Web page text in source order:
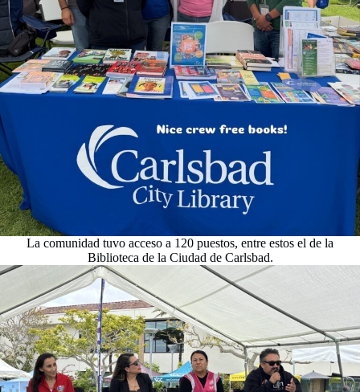
La comunidad tuvo acceso a 120 puestos, entre estos el de la
Biblioteca de la Ciudad de Carlsbad.